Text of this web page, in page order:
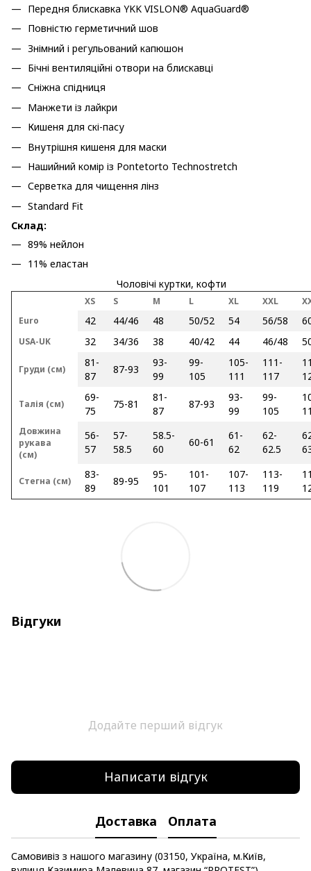
Передня блискавка YKK VISLON® AquaGuard®
Повністю герметичний шов
Знімний і регульований капюшон
Бічні вентиляційні отвори на блискавці
Сніжна спідниця
Манжети із лайкри
Кишеня для скі-пасу
Внутрішня кишеня для маски
Нашийний комір із Pontetorto Technostretch
Серветка для чищення лінз
Standard Fit
Склад:
89% нейлон
11% еластан
Чоловічі куртки, кофти
XS S M L XL XXL
Euro
42 44/46 48 50/52 54 56/58
USA-UK 32 34/36 38 40/42 44 46/48
Груди (см)
81-
87
87-93
93-
99
99-
105
105-
111
111-
117
Талія (см)
69-
75
75-81
81-
87
87-93
93-
99
99-
105
Довжина
рукава
(см)
56-
57
57-
58.5
58.5-
60
60-61
61-
62
62-
62.5
Стегна (см)
83-
89
89-95
95-
101
101-
107
107-
113
113-
119
Відгуки
Додайте перший відгук
Написати відгук
Доставка Оплата
Самовивіз з нашого магазину (03150, Україна, м.Київ,